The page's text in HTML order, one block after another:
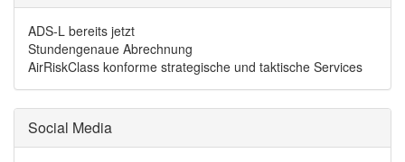
ADS-L bereits jetzt
Stundengenaue Abrechnung
AirRiskClass konforme strategische und taktische Services
Social Media